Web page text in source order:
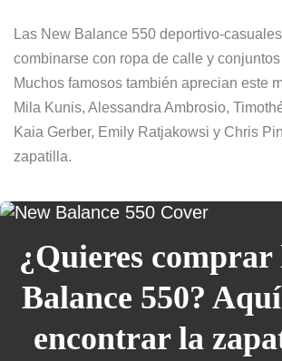
Las New Balance 550 deportivo-
combinarse con ropa de calle y conjuntos
Muchos famosos también aprecian este
Mila Kunis, Alessandra Ambrosio,
Kaia Gerber, Emily Ratjakowsi y Chris
zapatilla.
¿Quieres comprar
Balance 550?
encontrar la